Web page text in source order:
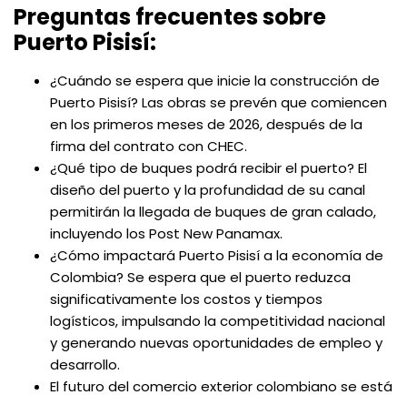
Preguntas frecuentes sobre
Puerto Pisisí:
¿Cuándo se espera que inicie la construcción de
Puerto Pisisí? Las obras se prevén que comiencen
en los primeros meses de 2026, después de la
firma del contrato con CHEC.
¿Qué tipo de buques podrá recibir el puerto? El
diseño del puerto y la profundidad de su canal
permitirán la llegada de buques de gran calado,
incluyendo los Post New Panamax.
¿Cómo impactará Puerto Pisisí a la economía de
Colombia? Se espera que el puerto reduzca
significativamente los costos y tiempos
logísticos, impulsando la competitividad nacional
y generando nuevas oportunidades de empleo y
desarrollo.
El futuro del comercio exterior colombiano se está